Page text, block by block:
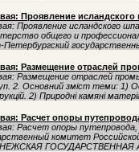
Проявление
Проявление исландского
общего и
Петербургский
Размещение отраслей
Размещение отраслей
2. Основний зміст теми: 1)
2) Природні камяні
Расчет опоры
Расчет опоры
комитет
ГОСУДАРСТВЕННАЯ